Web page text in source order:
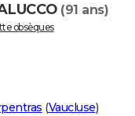
(91 ans)
obsèques
(Vaucluse)